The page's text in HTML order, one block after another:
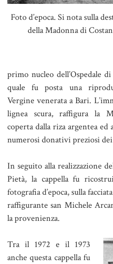
Foto d’epoca. Si nota sulla
della Madonna di
primo nucleo dell’Ospedale
quale fu posta una
Vergine venerata a Bari.
lignea scura, raffigura la
coperta dalla riza argentea
numerosi donativi preziosi
In seguito alla realizzazione
Pietà, la cappella fu
fotografia d’epoca, sulla
raffigurante san Michele
la provenienza.
Tra il 1972 e il 1973
anche questa cappella fu